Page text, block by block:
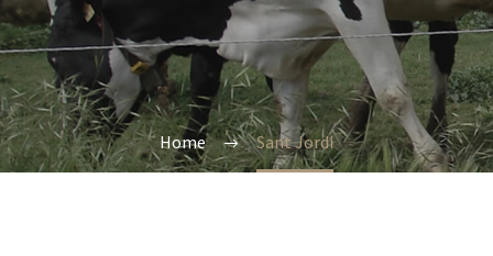
Home Sant Jordi